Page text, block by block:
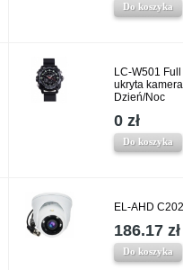
Do koszyka
LC-W501
ukryta kamera
Dzień/Noc
0 zł
Do koszyka
EL-AHD
186.17 zł
Do koszyka